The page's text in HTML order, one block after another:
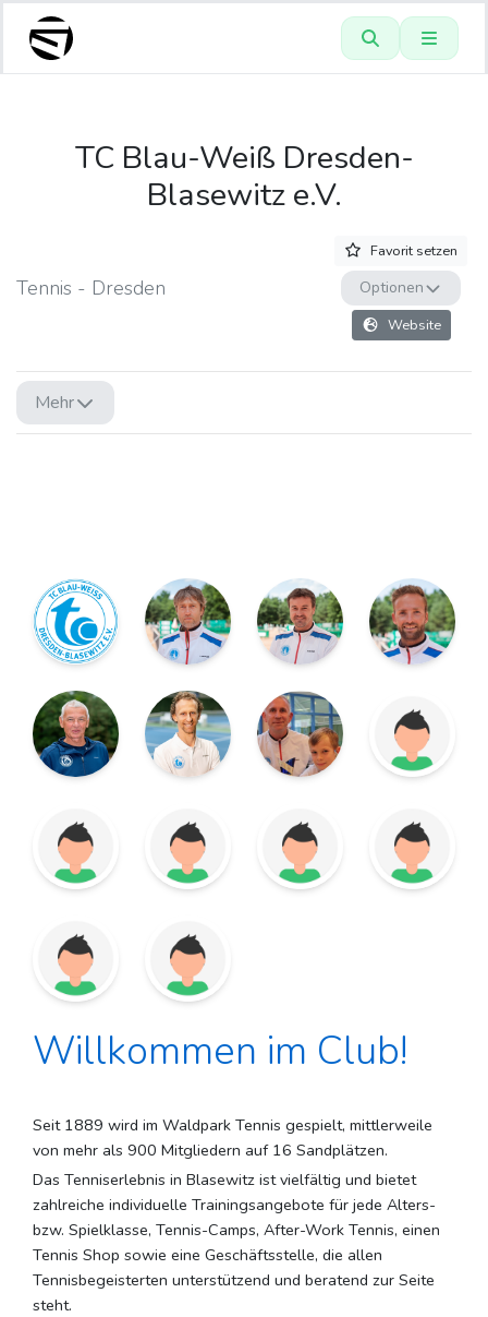
TC Blau-Weiß Dresden-
Blasewitz e.V.
Tennis - Dresden
Favorit setzen
Optionen
Website
Mehr
Willkommen im Club!
Seit 1889 wird im Waldpark Tennis gespielt, mittlerweile
von mehr als 900 Mitgliedern auf 16 Sandplätzen.
Das Tenniserlebnis in Blasewitz ist vielfältig und bietet
zahlreiche individuelle Trainingsangebote für jede Alters-
bzw. Spielklasse, Tennis-Camps, After-Work Tennis, einen
Tennis Shop sowie eine Geschäftsstelle, die allen
Tennisbegeisterten unterstützend und beratend zur Seite
steht.